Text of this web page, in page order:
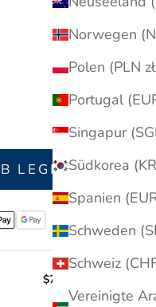
Polen
Vereinigte
LEGEN
$7.95